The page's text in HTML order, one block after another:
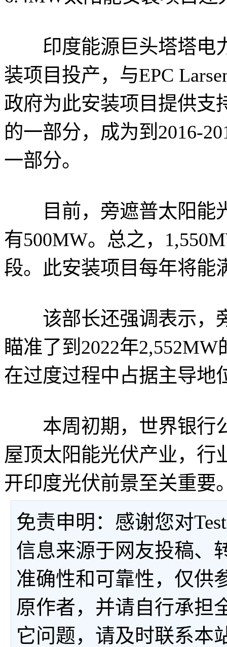
印度能源巨头塔塔电
装项目投产，与EPC
政府为此安装项目提供支
的一部分，成为到2016-
一部分。
目前，旁遮普太阳能
有500MW。总之，
段。此安装项目每年将能
该部长还强调表示，
瞄准了到2022年
在过度过程中占据主导地
本周初期，世界银行公
屋顶太阳能光伏产业，行
开印度光伏前景至关重要
免责申明：感谢您对
信息来源于网友投稿、
准确性和可靠性，仅供
原作者，并请自行承担
它问题，请及时联系本